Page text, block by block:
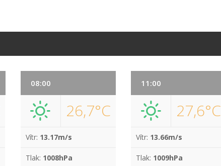
08:00
26,7°C
Vítr: 13.17m/s
Tlak: 1008hPa
11:00
27,6°C
Vítr: 13.66m/s
Tlak: 1009hPa